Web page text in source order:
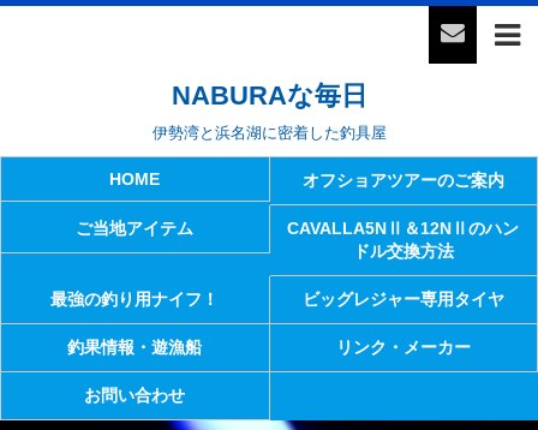
NABURAな毎日
伊勢湾と浜名湖に密着した釣具屋
HOME オフショアツアーのご案内
ご当地アイテム
CAVALLA5NⅡ＆12NⅡのハン
ドル交換方法
最強の釣り用ナイフ！ ビッグレジャー専用タイヤ
釣果情報・遊漁船 リンク・メーカー
お問い合わせ